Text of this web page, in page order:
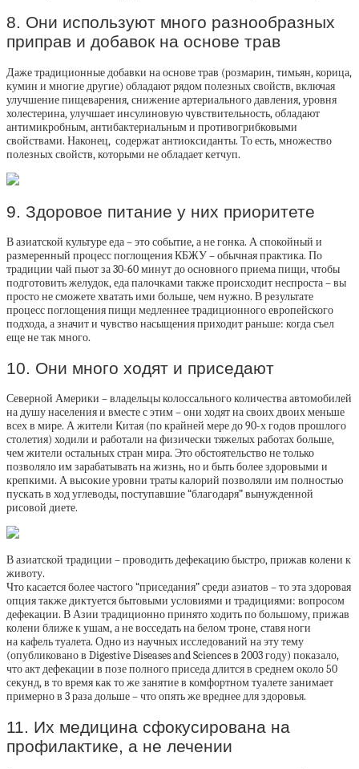
8. Они используют много разнообразных
приправ и добавок на основе трав
Даже традиционные добавки на основе трав (розмарин, тимьян, корица,
кумин и многие другие) обладают рядом полезных свойств, включая
улучшение пищеварения, снижение артериального давления, уровня
холестерина, улучшает инсулиновую чувствительность, обладают
антимикробным, антибактериальным и противогрибковыми
свойствами. Наконец, содержат антиоксиданты. То есть, множество
полезных свойств, которыми не обладает кетчуп.
9. Здоровое питание у них приоритете
В азиатской культуре еда – это событие, а не гонка. А спокойный и
размеренный процесс поглощения КБЖУ – обычная практика. По
традиции чай пьют за 30-60 минут до основного приема пищи, чтобы
подготовить желудок, еда палочками также происходит неспроста – вы
просто не сможете хватать ими больше, чем нужно. В результате
процесс поглощения пищи медленнее традиционного европейского
подхода, а значит и чувство насыщения приходит раньше: когда съел
еще не так много.
10. Они много ходят и приседают
Северной Америки – владельцы колоссального количества автомобилей
на душу населения и вместе с этим – они ходят на своих двоих меньше
всех в мире. А жители Китая (по крайней мере до 90-х годов прошлого
столетия) ходили и работали на физически тяжелых работах больше,
чем жители остальных стран мира. Это обстоятельство не только
позволяло им зарабатывать на жизнь, но и быть более здоровыми и
крепкими. А высокие уровни траты калорий позволяли им полностью
пускать в ход углеводы, поступавшие “благодаря” вынужденной
рисовой диете.
В азиатской традиции – проводить дефекацию быстро, прижав колени к
животу.
Что касается более частого “приседания” среди азиатов – то эта здоровая
опция также диктуется бытовыми условиями и традициями: вопросом
дефекации. В Азии традиционно принято ходить по большому, прижав
колени ближе к ушам, а не восседать на белом троне, ставя ноги
на кафель туалета. Одно из научных исследований на эту тему
(опубликовано в Digestive Diseases and Sciences в 2003 году) показало,
что акт дефекации в позе полного приседа длится в среднем около 50
секунд, в то время как то же занятие в комфортном туалете занимает
примерно в 3 раза дольше – что опять же вреднее для здоровья.
11. Их медицина сфокусирована на
профилактике, а не лечении